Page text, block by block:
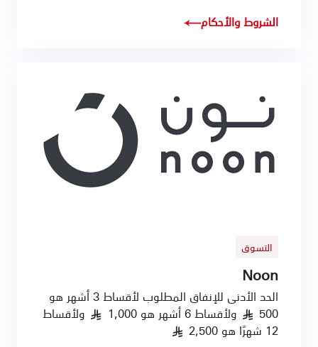
الشروط والأحكام
التسوق
Noon
الحد الأدنى للإنفاق المطلوب لأقساط 3 أشهر هو
500
§ ولأقساط 6 أشهر هو 1,000 § ولأقساط
12 شهرًا هو 2,500
§